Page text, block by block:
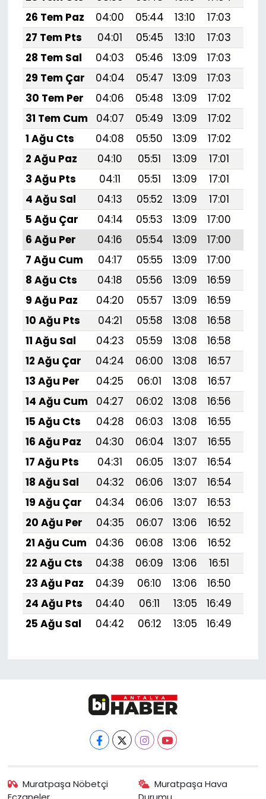
26 Tem Paz
04:00 05:44 13:10 17:03
27 Tem Pts
04:01 05:45 13:10 17:03
28 Tem Sal
04:03 05:46 13:09 17:03
29 Tem Çar
04:04 05:47 13:09 17:03
30 Tem Per
04:06 05:48 13:09 17:02
31 Tem Cum
04:07 05:49 13:09 17:02
1 Ağu Cts
04:08 05:50 13:09 17:02
2 Ağu Paz
04:10 05:51 13:09 17:01
3 Ağu Pts
04:11 05:51 13:09 17:01
4 Ağu Sal
04:13 05:52 13:09 17:01
5 Ağu Çar
04:14 05:53 13:09 17:00
6 Ağu Per
04:16 05:54 13:09 17:00
7 Ağu Cum
04:17 05:55 13:09 17:00
8 Ağu Cts
04:18 05:56 13:09 16:59
9 Ağu Paz
04:20 05:57 13:09 16:59
10 Ağu Pts
04:21 05:58 13:08 16:58
11 Ağu Sal
04:23 05:59 13:08 16:58
12 Ağu Çar
04:24 06:00 13:08 16:57
13 Ağu Per
04:25 06:01 13:08 16:57
14 Ağu Cum
04:27 06:02 13:08 16:56
15 Ağu Cts
04:28 06:03 13:08 16:55
16 Ağu Paz
04:30 06:04 13:07 16:55
17 Ağu Pts
04:31 06:05 13:07 16:54
18 Ağu Sal
04:32 06:06 13:07 16:54
19 Ağu Çar
04:34 06:06 13:07 16:53
20 Ağu Per
04:35 06:07 13:06 16:52
21 Ağu Cum
04:36 06:08 13:06 16:52
22 Ağu Cts
04:38 06:09 13:06 16:51
23 Ağu Paz
04:39 06:10 13:06 16:50
24 Ağu Pts
04:40 06:11 13:05 16:49
25 Ağu Sal
04:42 06:12 13:05 16:49
Muratpaşa Nöbetçi
Muratpaşa Hava